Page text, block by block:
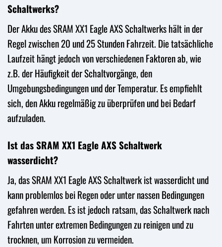
Schaltwerks?
Der Akku des SRAM XX1 Eagle AXS Schaltwerks hält in der
Regel zwischen 20 und 25 Stunden Fahrzeit. Die tatsächliche
Laufzeit hängt jedoch von verschiedenen Faktoren ab, wie
z.B. der Häufigkeit der Schaltvorgänge, den
Umgebungsbedingungen und der Temperatur. Es empfiehlt
sich, den Akku regelmäßig zu überprüfen und bei Bedarf
aufzuladen.
Ist das SRAM XX1 Eagle AXS Schaltwerk
wasserdicht?
Ja, das SRAM XX1 Eagle AXS Schaltwerk ist wasserdicht und
kann problemlos bei Regen oder unter nassen Bedingungen
gefahren werden. Es ist jedoch ratsam, das Schaltwerk nach
Fahrten unter extremen Bedingungen zu reinigen und zu
trocknen, um Korrosion zu vermeiden.